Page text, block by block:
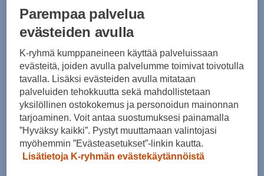
Lisää ostoskoriin
Parempaa palvelua
evästeiden avulla
K-ryhmä kumppaneineen käyttää palveluissaan
evästeitä, joiden avulla palvelumme toimivat toivotulla
tavalla. Lisäksi evästeiden avulla mitataan
palveluiden tehokkuutta sekä mahdollistetaan
yksilöllinen ostokokemus ja personoidun mainonnan
tarjoaminen. Voit antaa suostumuksesi painamalla
”Hyväksy kaikki”. Pystyt muuttamaan valintojasi
myöhemmin ”Evästeasetukset”-linkin kautta.
Lisätietoja K-ryhmän evästekäytännöistä